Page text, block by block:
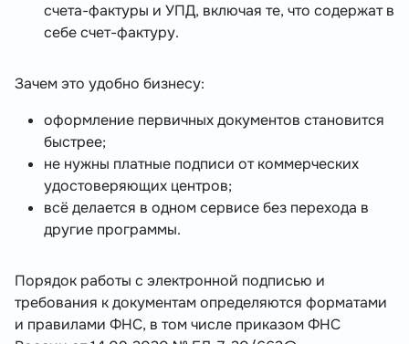
счета-фактуры и УПД, включая те, что содержат в
себе счет-фактуру.
Зачем это удобно бизнесу:
оформление первичных документов становится
быстрее;
не нужны платные подписи от коммерческих
удостоверяющих центров;
всё делается в одном сервисе без перехода в
другие программы.
Порядок работы с электронной подписью и
требования к документам определяются форматами
и правилами ФНС, в том числе приказом ФНС